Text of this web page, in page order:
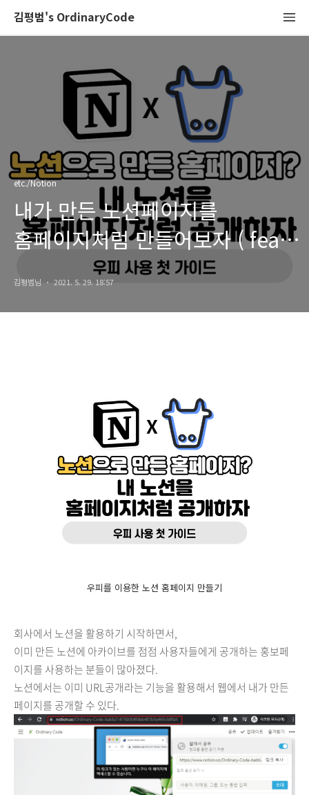
김평범's OrdinaryCode
etc./Notion
내가 만든 노션페이지를
홈페이지처럼 만들어보자 ( feat.
Oopy 우피)
김평범님 2021. 5. 29. 18:57
우피를 이용한 노션 홈페이지 만들기
회사에서 노션을 활용하기 시작하면서,
이미 만든 노션에 아카이브를 점점 사용자들에게 공개하는 홍보페
이지를 사용하는 분들이 많아졌다.
노션에서는 이미 URL공개라는 기능을 활용해서 웹에서 내가 만든
페이지를 공개할 수 있다.